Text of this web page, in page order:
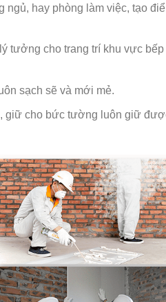
ngủ, hay phòng làm việc, tạo
tưởng cho trang trí khu vực bếp
sạch sẽ và mới mẻ.
giữ cho bức tường luôn giữ